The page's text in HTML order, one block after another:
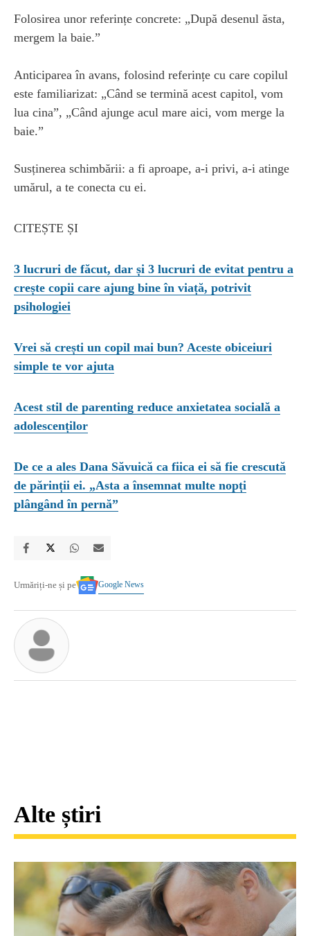
Folosirea unor referințe concrete: „După desenul ăsta,
mergem la baie.”
Anticiparea în avans, folosind referințe cu care copilul
este familiarizat: „Când se termină acest capitol, vom
lua cina”, „Când ajunge acul mare aici, vom merge la
baie.”
Susținerea schimbării: a fi aproape, a-i privi, a-i atinge
umărul, a te conecta cu ei.
CITEȘTE ȘI
3 lucruri de făcut, dar și 3 lucruri de evitat pentru a
crește copii care ajung bine în viață, potrivit
psihologiei
Vrei să crești un copil mai bun? Aceste obiceiuri
simple te vor ajuta
Acest stil de parenting reduce anxietatea socială a
adolescenților
De ce a ales Dana Săvuică ca fiica ei să fie crescută
de părinții ei. „Asta a însemnat multe nopți
plângând în pernă”
Urmăriți-ne și pe Google News
Alte știri